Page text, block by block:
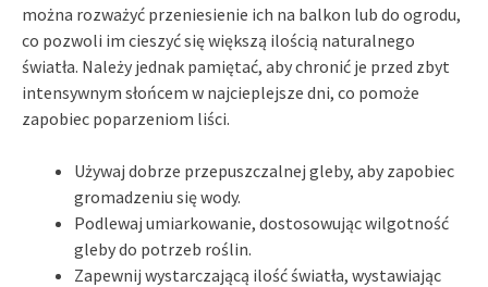
można rozważyć przeniesienie ich na balkon lub do ogrodu,
co pozwoli im cieszyć się większą ilością naturalnego
światła. Należy jednak pamiętać, aby chronić je przed zbyt
intensywnym słońcem w najcieplejsze dni, co pomoże
zapobiec poparzeniom liści.
Używaj dobrze przepuszczalnej gleby, aby zapobiec
gromadzeniu się wody.
Podlewaj umiarkowanie, dostosowując wilgotność
gleby do potrzeb roślin.
Zapewnij wystarczającą ilość światła, wystawiając